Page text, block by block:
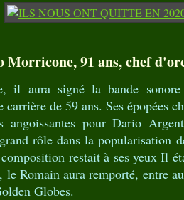
91 ans, chef
il aura signé la bande
carrière de 59 ans. Ses épopées
angoissantes pour Dario
rôle dans la popularisation
restait à ses yeux Il
le Romain aura remporté, entre
Globes.